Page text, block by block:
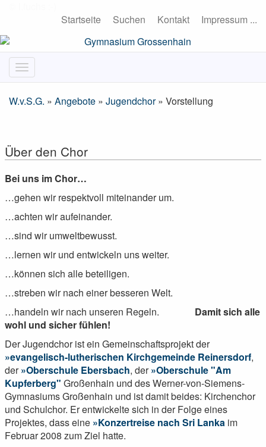
Startseite Suchen Kontakt Impressum ...
W.v.S.G. » Angebote » Jugendchor» Vorstellung
Über den Chor
Bei uns im Chor…
…gehen wir respektvoll miteinander um.
…achten wir aufeinander.
…sind wir umweltbewusst.
…lernen wir und entwickeln uns weiter.
…können sich alle beteiligen.
…streben wir nach einer besseren Welt.
…handeln wir nach unseren Regeln. Damit sich alle
wohl und sicher fühlen!
Der Jugendchor ist ein Gemeinschaftsprojekt der
evangelisch-lutherischen Kirchgemeinde Reinersdorf,
der Oberschule Ebersbach, der Oberschule "Am
Kupferberg" Großenhain und des Werner-von-Siemens-
Gymnasiums Großenhain und ist damit beides: Kirchenchor
und Schulchor. Er entwickelte sich in der Folge eines
Projektes, dass eine
Konzertreise nach Sri Lanka im
Februar 2008 zum Ziel hatte.